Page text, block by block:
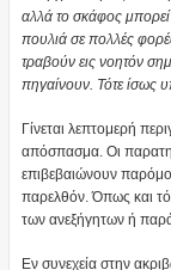
αλλά το σκάφος μπορεί
πουλιά σε πολλές
τραβούν εις νοητόν
πηγαίνουν. Τότε ίσως
Γίνεται λεπτομερή
απόσπασμα. Οι
επιβεβαιώνουν
παρελθόν. Όπως και
των ανεξήγητων ή
Εν συνεχεία στην